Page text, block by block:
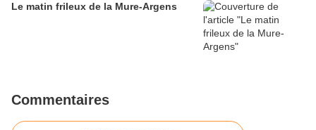
Le matin frileux de la Mure-Argens
Commentaires